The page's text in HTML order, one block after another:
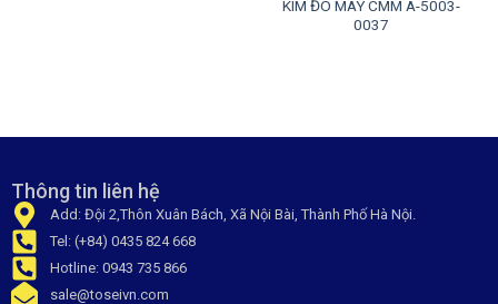
KIM ĐO MÁY CMM A-5003-
0037
Thông tin liên hệ
Add: Đội 2,Thôn Xuân Bách, Xã Nội Bài, Thành Phố Hà Nội.
Tel: (+84) 0435 824 668
Hotline: 0943 735 866
sale@toseivn.com